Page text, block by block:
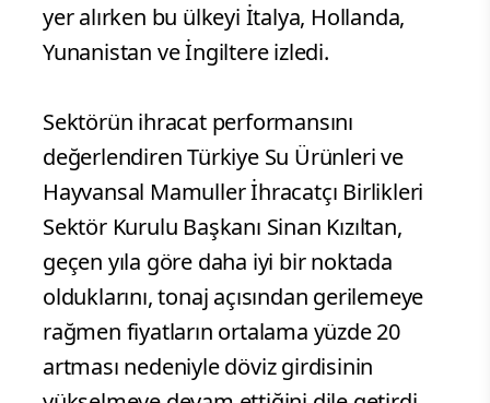
yer alırken bu ülkeyi İtalya, Hollanda,
Yunanistan ve İngiltere izledi.
Sektörün ihracat performansını
değerlendiren Türkiye Su Ürünleri ve
Hayvansal Mamuller İhracatçı Birlikleri
Sektör Kurulu Başkanı Sinan Kızıltan,
geçen yıla göre daha iyi bir noktada
olduklarını, tonaj açısından gerilemeye
rağmen fiyatların ortalama yüzde 20
artması nedeniyle döviz girdisinin